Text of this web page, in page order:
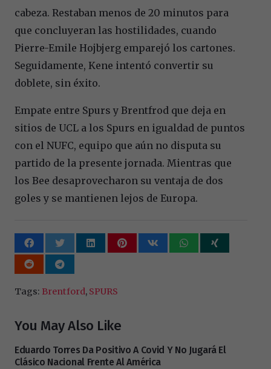
cabeza. Restaban menos de 20 minutos para
que concluyeran las hostilidades, cuando
Pierre-Emile Hojbjerg emparejó los cartones.
Seguidamente, Kene intentó convertir su
doblete, sin éxito.
Empate entre Spurs y Brentfrod que deja en
sitios de UCL a los Spurs en igualdad de puntos
con el NUFC, equipo que aún no disputa su
partido de la presente jornada. Mientras que
los Bee desaprovecharon su ventaja de dos
goles y se mantienen lejos de Europa.
Tags: Brentford, SPURS
You May Also Like
Eduardo Torres Da Positivo A Covid Y No Jugará El
Clásico Nacional Frente Al América